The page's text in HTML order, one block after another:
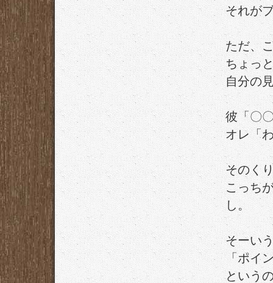
それが
ただ、
ちょっ
自分の
彼「〇
オレ「
そのく
こっち
し。
そーい
「ポイ
という